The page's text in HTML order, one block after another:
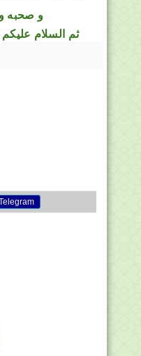
و صحبه
ثم السلام عليكم